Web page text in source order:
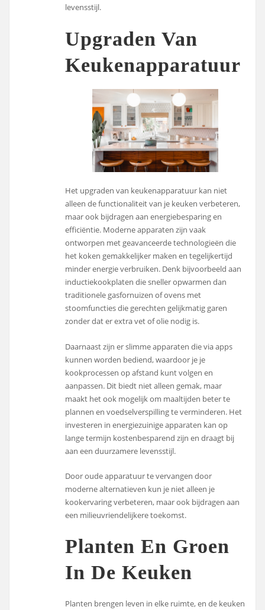
levensstijl.
Upgraden Van
Keukenapparatuur
Het upgraden van keukenapparatuur kan niet
alleen de functionaliteit van je keuken verbeteren,
maar ook bijdragen aan energiebesparing en
efficiëntie. Moderne apparaten zijn vaak
ontworpen met geavanceerde technologieën die
het koken gemakkelijker maken en tegelijkertijd
minder energie verbruiken. Denk bijvoorbeeld aan
inductiekookplaten die sneller opwarmen dan
traditionele gasfornuizen of ovens met
stoomfuncties die gerechten gelijkmatig garen
zonder dat er extra vet of olie nodig is.
Daarnaast zijn er slimme apparaten die via apps
kunnen worden bediend, waardoor je je
kookprocessen op afstand kunt volgen en
aanpassen. Dit biedt niet alleen gemak, maar
maakt het ook mogelijk om maaltijden beter te
plannen en voedselverspilling te verminderen. Het
investeren in energiezuinige apparaten kan op
lange termijn kostenbesparend zijn en draagt bij
aan een duurzamere levensstijl.
Door oude apparatuur te vervangen door
moderne alternatieven kun je niet alleen je
kookervaring verbeteren, maar ook bijdragen aan
een milieuvriendelijkere toekomst.
Planten En Groen
In De Keuken
Planten brengen leven in elke ruimte, en de keuken